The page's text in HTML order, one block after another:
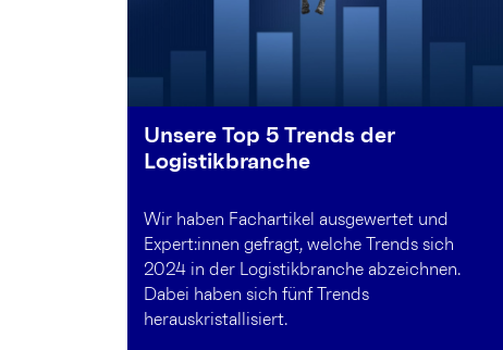
Unsere Top 5 Trends der
Logistikbranche
Wir haben Fachartikel ausgewertet und
Expert:innen gefragt, welche Trends sich
2024 in der Logistikbranche abzeichnen.
Dabei haben sich fünf Trends
herauskristallisiert.